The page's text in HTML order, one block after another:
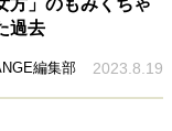
方」のもみくちゃ
過去
編集部 2023.8.19